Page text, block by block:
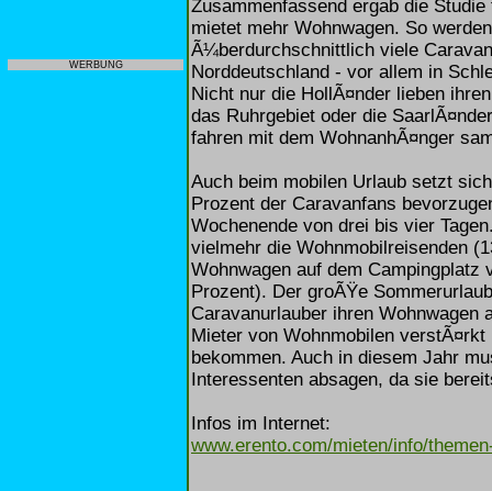
WERBUNG
Zusammenfassend ergab die
mietet mehr Wohnwagen. So
Ã¼berdurchschnittlich viele
Norddeutschland - vor allem in
Nicht nur die HollÃ¤nder lieben
das Ruhrgebiet oder die
fahren mit dem WohnanhÃ¤nger
Auch beim mobilen Urlaub setzt
Prozent der Caravanfans
Wochenende von drei bis vier
vielmehr die Wohnmobilreisenden
Wohnwagen auf dem
Prozent). Der groÃŸe
Caravanurlauber ihren Wohnwagen
Mieter von Wohnmobilen
bekommen. Auch in diesem Jahr
Interessenten absagen, da sie
Infos im Internet:
www.erento.com/mieten/info/